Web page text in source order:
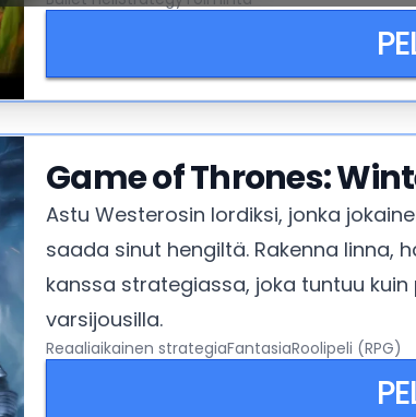
Game of Thrones:
Astu Westerosin lordiksi, jonka
saada sinut hengiltä. Rakenna linna,
kanssa strategiassa, joka tuntuu
varsijousilla.
Reaaliaikainen strategiaFantasiaRoolipeli (RPG)